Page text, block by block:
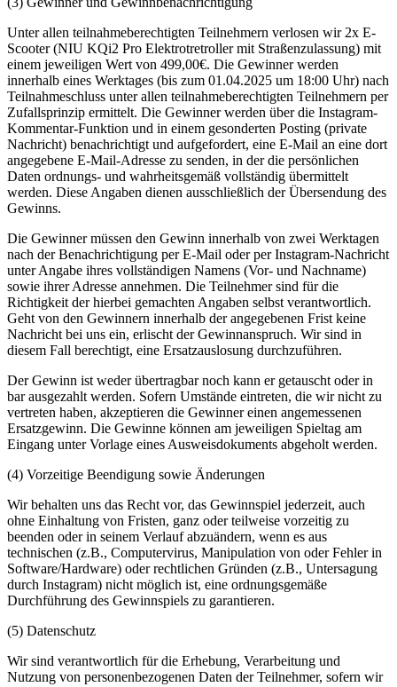
Unter allen teilnahmeberechtigten Teilnehmern verlosen wir 2x E-
Scooter (NIU KQi2 Pro Elektrotretroller mit Straßenzulassung) mit
einem jeweiligen Wert von 499,00€. Die Gewinner werden
innerhalb eines Werktages (bis zum 01.04.2025 um 18:00 Uhr) nach
Teilnahmeschluss unter allen teilnahmeberechtigten Teilnehmern per
Zufallsprinzip ermittelt. Die Gewinner werden über die Instagram-
Kommentar-Funktion und in einem gesonderten Posting (private
Nachricht) benachrichtigt und aufgefordert, eine E-Mail an eine dort
angegebene E-Mail-Adresse zu senden, in der die persönlichen
Daten ordnungs- und wahrheitsgemäß vollständig übermittelt
werden. Diese Angaben dienen ausschließlich der Übersendung des
Gewinns.
Die Gewinner müssen den Gewinn innerhalb von zwei Werktagen
nach der Benachrichtigung per E-Mail oder per Instagram-Nachricht
unter Angabe ihres vollständigen Namens (Vor- und Nachname)
sowie ihrer Adresse annehmen. Die Teilnehmer sind für die
Richtigkeit der hierbei gemachten Angaben selbst verantwortlich.
Geht von den Gewinnern innerhalb der angegebenen Frist keine
Nachricht bei uns ein, erlischt der Gewinnanspruch. Wir sind in
diesem Fall berechtigt, eine Ersatzauslosung durchzuführen.
Der Gewinn ist weder übertragbar noch kann er getauscht oder in
bar ausgezahlt werden. Sofern Umstände eintreten, die wir nicht zu
vertreten haben, akzeptieren die Gewinner einen angemessenen
Ersatzgewinn. Die Gewinne können am jeweiligen Spieltag am
Eingang unter Vorlage eines Ausweisdokuments abgeholt werden.
(4) Vorzeitige Beendigung sowie Änderungen
Wir behalten uns das Recht vor, das Gewinnspiel jederzeit, auch
ohne Einhaltung von Fristen, ganz oder teilweise vorzeitig zu
beenden oder in seinem Verlauf abzuändern, wenn es aus
technischen (z.B., Computervirus, Manipulation von oder Fehler in
Software/Hardware) oder rechtlichen Gründen (z.B., Untersagung
durch Instagram) nicht möglich ist, eine ordnungsgemäße
Durchführung des Gewinnspiels zu garantieren.
(5) Datenschutz
Wir sind verantwortlich für die Erhebung, Verarbeitung und
Nutzung von personenbezogenen Daten der Teilnehmer, sofern wir